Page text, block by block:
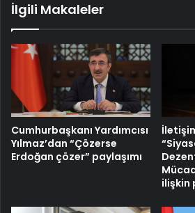
İlgili Makaleler
Cumhurbaşkanı Yardımcısı
Yılmaz’dan “Çözerse
Erdoğan çözer” paylaşımı
ilişkin